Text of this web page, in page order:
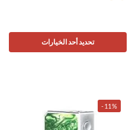
تحديد أحد الخيارات
-11%